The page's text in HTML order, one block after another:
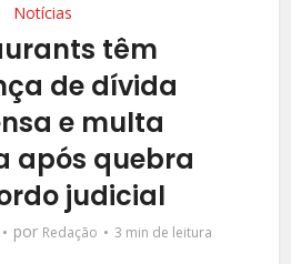
Notícias
têm
de dívida
e multa
após quebra
judicial
por Redação 3 min de leitura